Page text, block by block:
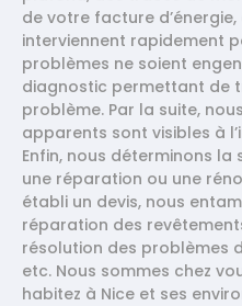
de votre facture d’énergie,
interviennent rapidement
problèmes ne soient
diagnostic permettant de
problème. Par la suite,
apparents sont visibles à
Enfin, nous déterminons
une réparation ou une
établi un devis, nous
réparation des
résolution des problèmes
etc. Nous sommes chez
habitez à Nice et ses